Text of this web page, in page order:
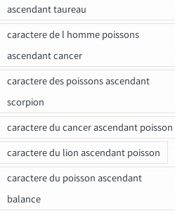
ascendant taureau
caractere de l homme poissons
ascendant cancer
caractere des poissons ascendant
scorpion
caractere du cancer ascendant poisson
caractere du lion ascendant poisson
caractere du poisson ascendant
balance